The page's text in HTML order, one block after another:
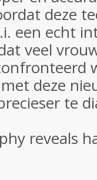
deze
een echt
veel
deze
te
reveals